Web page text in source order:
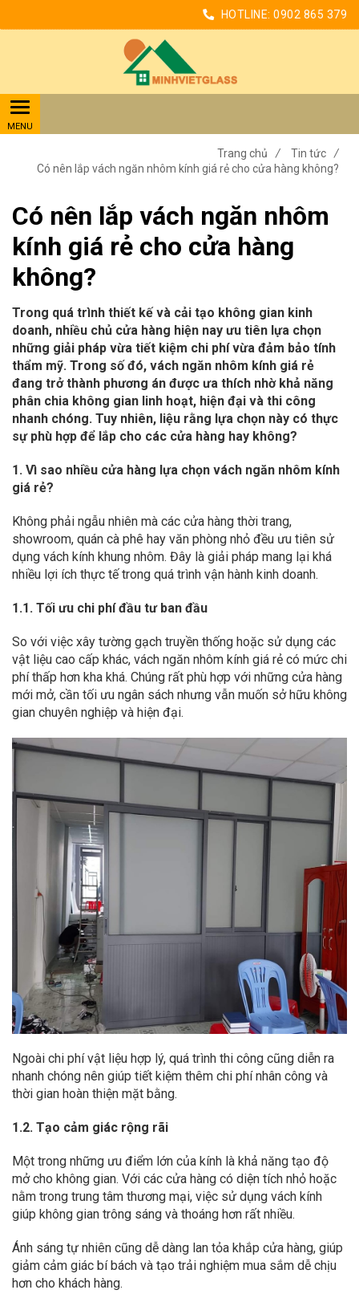
HOTLINE: 0902 865 379
Trang chủ / Tin tức
/
Có nên lắp vách ngăn nhôm kính giá rẻ cho cửa hàng không?
Có nên lắp vách ngăn nhôm
kính giá rẻ cho cửa hàng
không?
Trong quá trình thiết kế và cải tạo không gian kinh
doanh, nhiều chủ cửa hàng hiện nay ưu tiên lựa chọn
những giải pháp vừa tiết kiệm chi phí vừa đảm bảo tính
thẩm mỹ. Trong số đó, vách ngăn nhôm kính giá rẻ
đang trở thành phương án được ưa thích nhờ khả năng
phân chia không gian linh hoạt, hiện đại và thi công
nhanh chóng. Tuy nhiên, liệu rằng lựa chọn này có thực
sự phù hợp để lắp cho các cửa hàng hay không?
1. Vì sao nhiều cửa hàng lựa chọn vách ngăn nhôm kính
giá rẻ?
Không phải ngẫu nhiên mà các cửa hàng thời trang,
showroom, quán cà phê hay văn phòng nhỏ đều ưu tiên sử
dụng vách kính khung nhôm. Đây là giải pháp mang lại khá
nhiều lợi ích thực tế trong quá trình vận hành kinh doanh.
1.1. Tối ưu chi phí đầu tư ban đầu
So với việc xây tường gạch truyền thống hoặc sử dụng các
vật liệu cao cấp khác, vách ngăn nhôm kính giá rẻ có mức chi
phí thấp hơn kha khá. Chúng rất phù hợp với những cửa hàng
mới mở, cần tối ưu ngân sách nhưng vẫn muốn sở hữu không
gian chuyên nghiệp và hiện đại.
Ngoài chi phí vật liệu hợp lý, quá trình thi công cũng diễn ra
nhanh chóng nên giúp tiết kiệm thêm chi phí nhân công và
thời gian hoàn thiện mặt bằng.
1.2. Tạo cảm giác rộng rãi
Một trong những ưu điểm lớn của kính là khả năng tạo độ
mở cho không gian. Với các cửa hàng có diện tích nhỏ hoặc
nằm trong trung tâm thương mại, việc sử dụng vách kính
giúp không gian trông sáng và thoáng hơn rất nhiều.
Ánh sáng tự nhiên cũng dễ dàng lan tỏa khắp cửa hàng, giúp
giảm cảm giác bí bách và tạo trải nghiệm mua sắm dễ chịu
hơn cho khách hàng.